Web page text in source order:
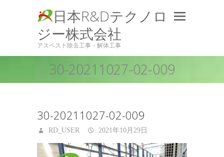
日本R&Dテクノロ
ジー株式会社
アスベスト除去工事・解体工事
30-20211027-02-009
30-20211027-02-009
RD_USER 2021年10月29日